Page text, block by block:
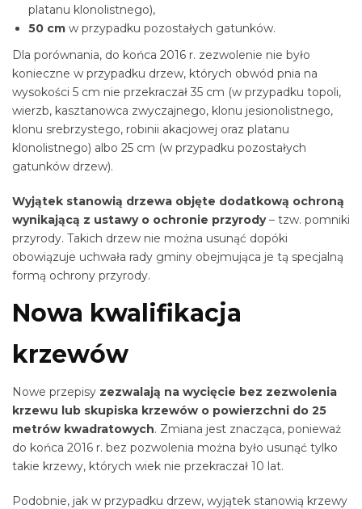
platanu klonolistnego),
50 cm w przypadku pozostałych gatunków.
Dla porównania, do końca 2016 r. zezwolenie nie było
konieczne w przypadku drzew, których obwód pnia na
wysokości 5 cm nie przekraczał 35 cm (w przypadku topoli,
wierzb, kasztanowca zwyczajnego, klonu jesionolistnego,
klonu srebrzystego, robinii akacjowej oraz platanu
klonolistnego) albo 25 cm (w przypadku pozostałych
gatunków drzew).
Wyjątek stanowią drzewa objęte dodatkową ochroną
wynikającą z ustawy o ochronie przyrody– tzw. pomniki
przyrody. Takich drzew nie można usunąć dopóki
obowiązuje uchwała rady gminy obejmująca je tą specjalną
formą ochrony przyrody.
Nowa kwalifikacja
krzewów
Nowe przepisy zezwalają na wycięcie bez zezwolenia
krzewu lub skupiska krzewów o powierzchni do 25
metrów kwadratowych. Zmiana jest znacząca, ponieważ
do końca 2016 r. bez pozwolenia można było usunąć tylko
takie krzewy, których wiek nie przekraczał 10 lat.
Podobnie, jak w przypadku drzew, wyjątek stanowią krzewy